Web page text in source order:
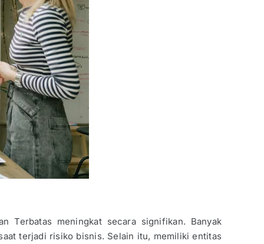
Terbatas meningkat secara signifikan. Banyak
terjadi risiko bisnis. Selain itu, memiliki entitas